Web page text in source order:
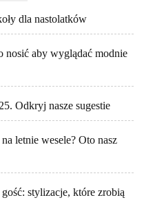
dla nastolatków
nosić aby wyglądać modnie
Odkryj nasze sugestie
letnie wesele? Oto nasz
stylizacje, które zrobią